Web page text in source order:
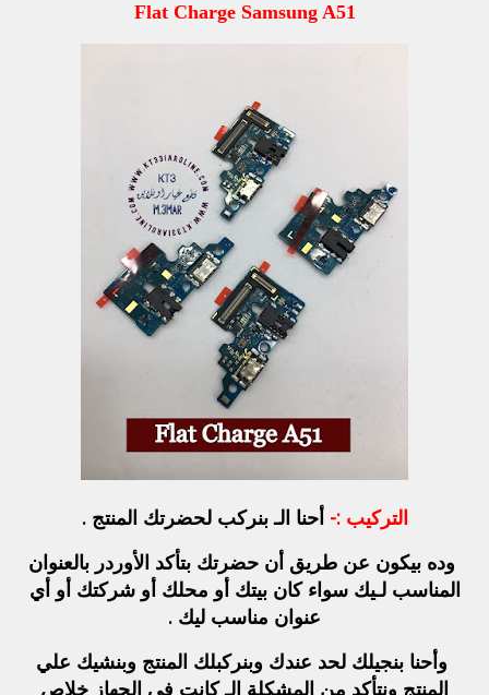
Flat Charge Samsung A51
التركيب :- أحنا الـ بنركب لحضرتك المنتج .
وده بيكون عن طريق أن حضرتك بتأكد الأوردر بالعنوان
المناسب لـيك سواء كان بيتك أو محلك أو شركتك أو أي
عنوان مناسب ليك .
وأحنا بنجيلك لحد عندك وبنركبلك المنتج وبنشيك علي
المنتج ونتأكد من المشكلة الـ كانت في الجهاز خلاص